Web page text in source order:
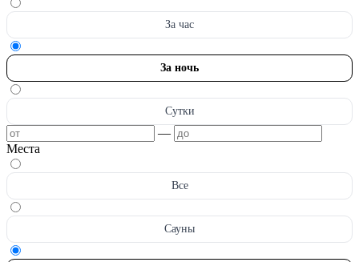
За час
За ночь
Сутки
—
Места
Все
Сауны